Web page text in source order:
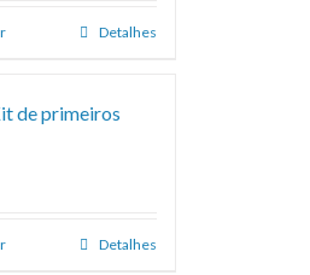
Detalhes
de primeiros
Detalhes